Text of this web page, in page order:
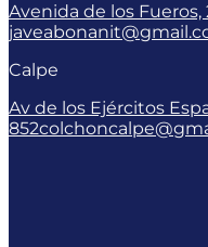
Avenida de los Fueros,
Calpe
Av de los Ejércitos
852